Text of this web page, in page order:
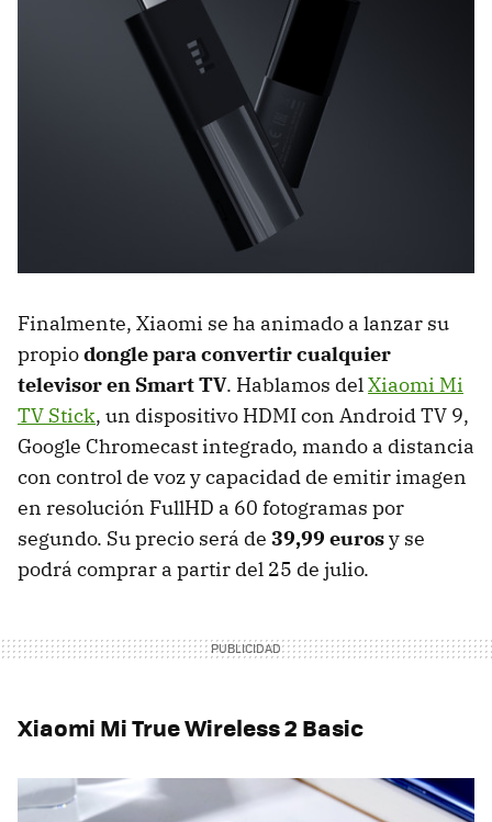
Finalmente, Xiaomi se ha animado a lanzar su
propiodongle para convertir cualquier
televisor en Smart TV. Hablamos del Xiaomi Mi
TV Stick, un dispositivo HDMI con Android TV 9,
Google Chromecast integrado, mando a distancia
con control de voz y capacidad de emitir imagen
en resolución FullHD a 60 fotogramas por
segundo. Su precio será de 39,99 eurosy se
podrá comprar a partir del 25 de julio.
Xiaomi Mi True Wireless 2 Basic